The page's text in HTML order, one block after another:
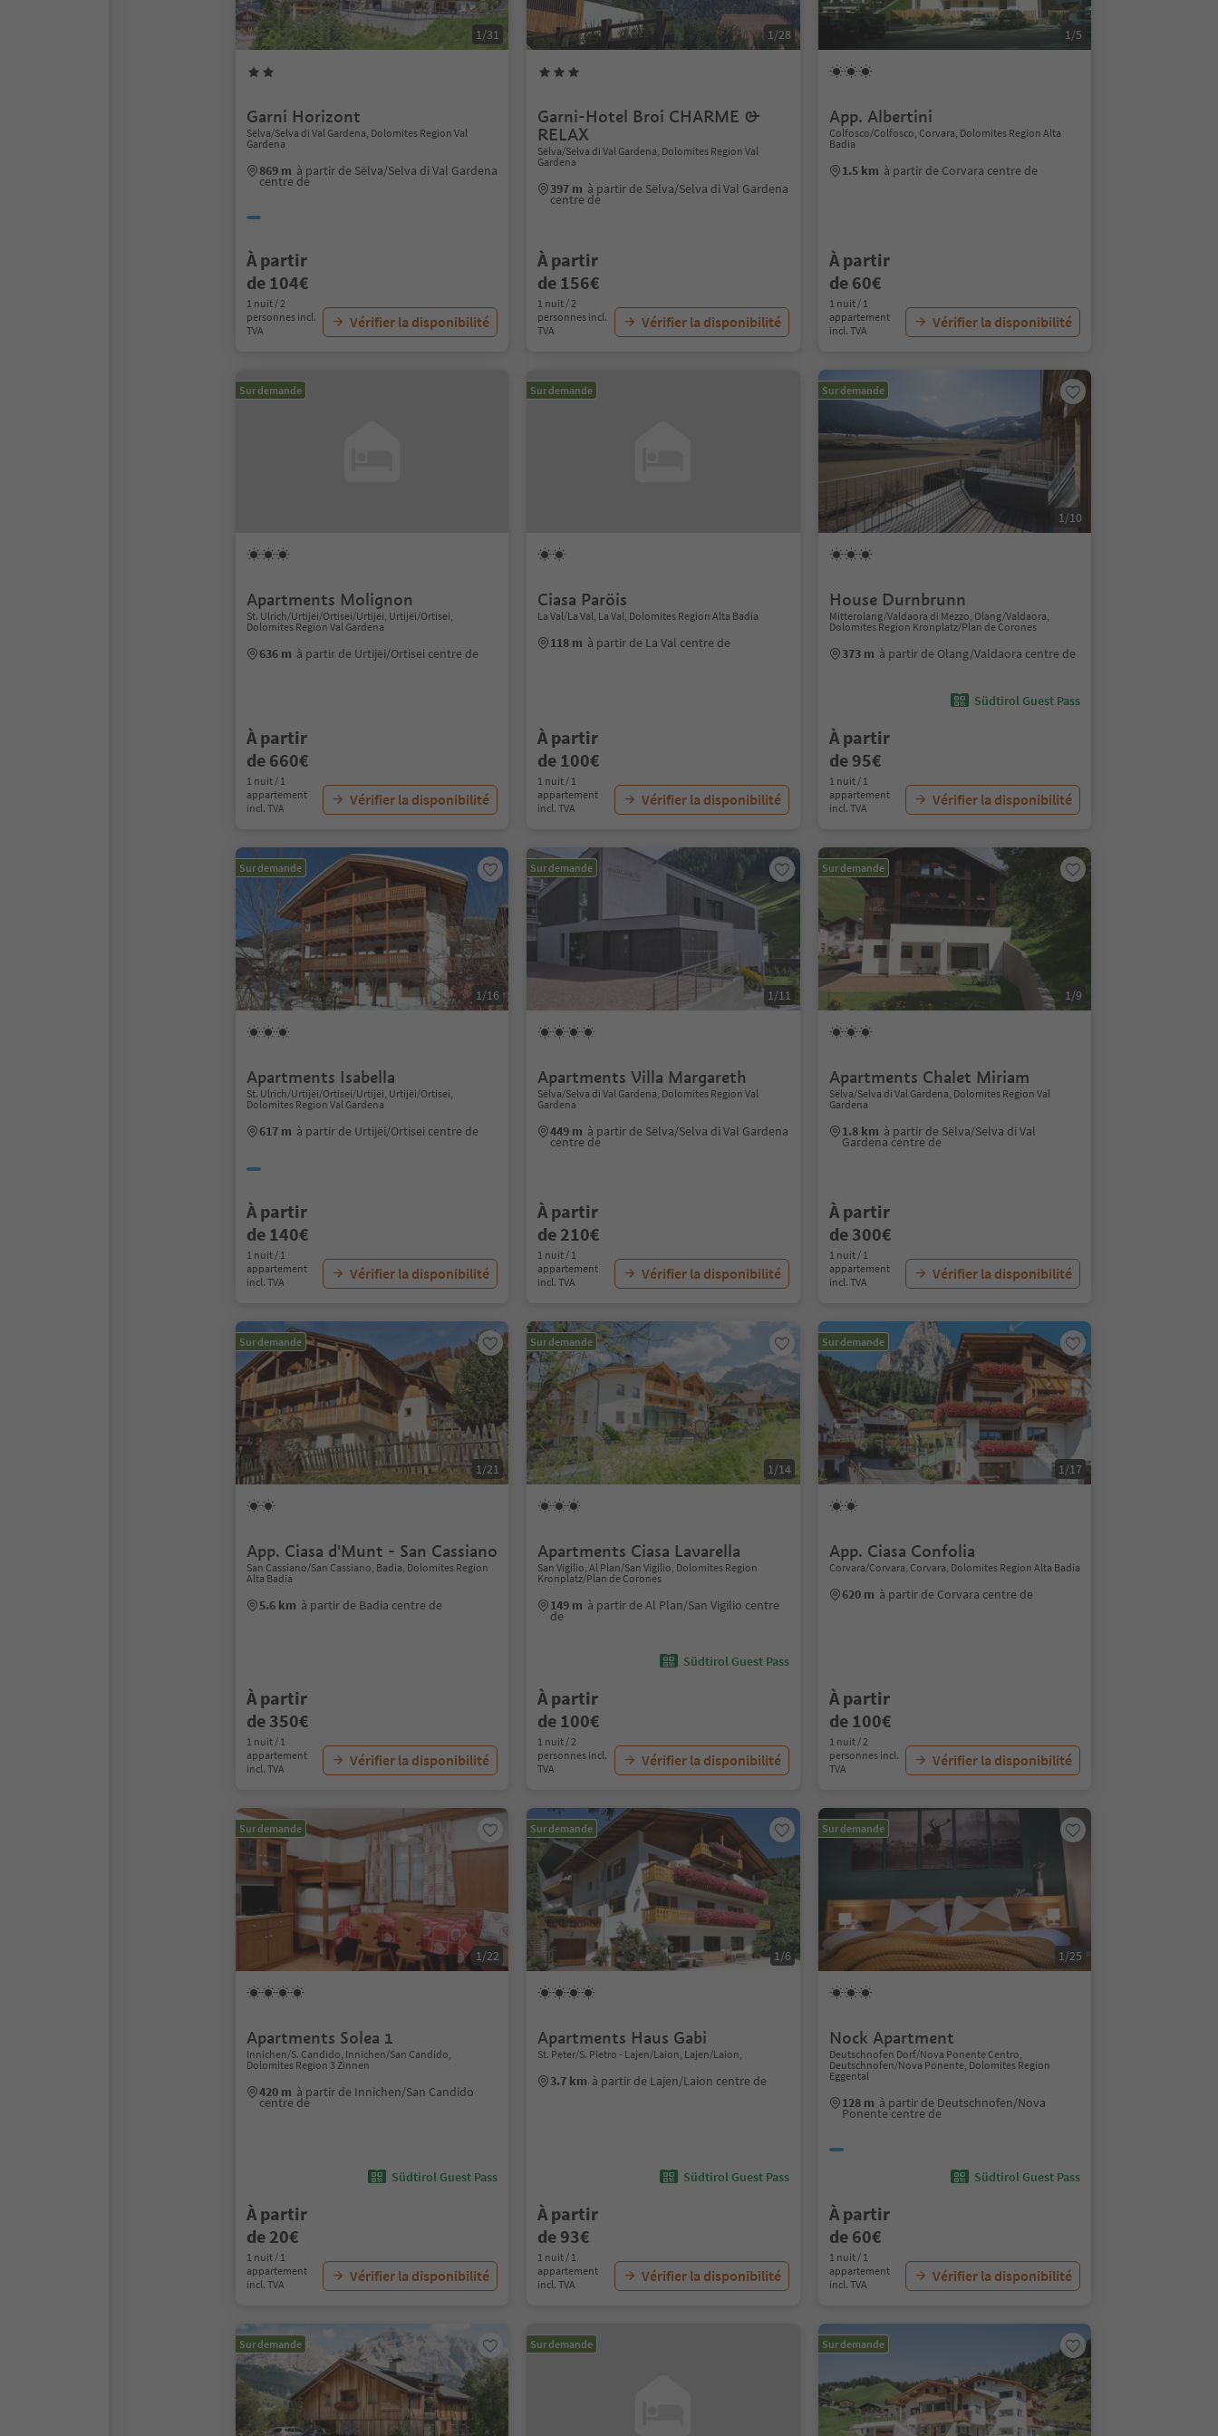
1/31
Garni Horizont
Sëlva/Selva di Val Gardena, Dolomites Region Val
Gardena
869 m à partir de Sëlva/Selva di Val Gardena
centre de
À partir
de 104€
1 nuit / 2
personnes incl.
TVA
Vérifier la disponibilité
1/28
Garni-Hotel Broi CHARME &
RELAX
Sëlva/Selva di Val Gardena, Dolomites Region Val
Gardena
397 m à partir de Sëlva/Selva di Val Gardena
centre de
À partir
de 156€
1 nuit / 2
personnes incl.
TVA
Vérifier la disponibilité
1/5
App. Albertini
Colfosco/Colfosco, Corvara, Dolomites Region Alta
Badia
1.5 km à partir de Corvara centre de
À partir
de 60€
1 nuit / 1
appartement
incl. TVA
Vérifier la disponibilité
Sur demande
Apartments Molignon
St. Ulrich/Urtijëi/Ortisei/Urtijëi, Urtijëi/Ortisei,
Dolomites Region Val Gardena
636 m à partir de Urtijëi/Ortisei centre de
À partir
de 660€
1 nuit / 1
appartement
incl. TVA
Vérifier la disponibilité
Sur demande
Ciasa Paröis
La Val/La Val, La Val, Dolomites Region Alta Badia
118 m à partir de La Val centre de
À partir
de 100€
1 nuit / 1
appartement
incl. TVA
Vérifier la disponibilité
Sur demande
1/10
House Durnbrunn
Mitterolang/Valdaora di Mezzo, Olang/Valdaora,
Dolomites Region Kronplatz/Plan de Corones
373 m à partir de Olang/Valdaora centre de
Südtirol Guest Pass
À partir
de 95€
1 nuit / 1
appartement
incl. TVA
Vérifier la disponibilité
Sur demande
1/16
Apartments Isabella
St. Ulrich/Urtijëi/Ortisei/Urtijëi, Urtijëi/Ortisei,
Dolomites Region Val Gardena
617 m à partir de Urtijëi/Ortisei centre de
À partir
de 140€
1 nuit / 1
appartement
incl. TVA
Vérifier la disponibilité
Sur demande
1/11
Apartments Villa Margareth
Sëlva/Selva di Val Gardena, Dolomites Region Val
Gardena
449 m à partir de Sëlva/Selva di Val Gardena
centre de
À partir
de 210€
1 nuit / 1
appartement
incl. TVA
Vérifier la disponibilité
Sur demande
1/9
Apartments Chalet Miriam
Sëlva/Selva di Val Gardena, Dolomites Region Val
Gardena
1.8 km à partir de Sëlva/Selva di Val
Gardena centre de
À partir
de 300€
1 nuit / 1
appartement
incl. TVA
Vérifier la disponibilité
Sur demande
1/21
App. Ciasa d'Munt - San Cassiano
San Cassiano/San Cassiano, Badia, Dolomites Region
Alta Badia
5.6 km à partir de Badia centre de
À partir
de 350€
1 nuit / 1
appartement
incl. TVA
Vérifier la disponibilité
Sur demande
1/14
Apartments Ciasa Lavarella
San Vigilio, Al Plan/San Vigilio, Dolomites Region
Kronplatz/Plan de Corones
149 m à partir de Al Plan/San Vigilio centre
de
Südtirol Guest Pass
À partir
de 100€
1 nuit / 2
personnes incl.
TVA
Vérifier la disponibilité
Sur demande
1/17
App. Ciasa Confolia
Corvara/Corvara, Corvara, Dolomites Region Alta Badia
620 m à partir de Corvara centre de
À partir
de 100€
1 nuit / 2
personnes incl.
TVA
Vérifier la disponibilité
Sur demande
1/22
Apartments Solea 1
Innichen/S. Candido, Innichen/San Candido,
Dolomites Region 3 Zinnen
420 m à partir de Innichen/San Candido
centre de
Südtirol Guest Pass
À partir
de 20€
1 nuit / 1
appartement
incl. TVA
Vérifier la disponibilité
Sur demande
1/6
Apartments Haus Gabi
St. Peter/S. Pietro - Lajen/Laion, Lajen/Laion,
3.7 km à partir de Lajen/Laion centre de
Südtirol Guest Pass
À partir
de 93€
1 nuit / 1
appartement
incl. TVA
Vérifier la disponibilité
Sur demande
1/25
Nock Apartment
Deutschnofen Dorf/Nova Ponente Centro,
Deutschnofen/Nova Ponente, Dolomites Region
Eggental
128 m à partir de Deutschnofen/Nova
Ponente centre de
Südtirol Guest Pass
À partir
de 60€
1 nuit / 1
appartement
incl. TVA
Vérifier la disponibilité
Sur demande Sur demande Sur demande